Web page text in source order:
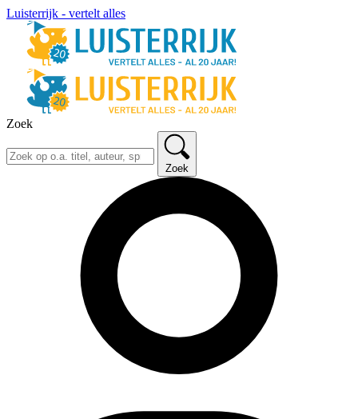
Luisterrijk - vertelt alles
Zoek
Zoek